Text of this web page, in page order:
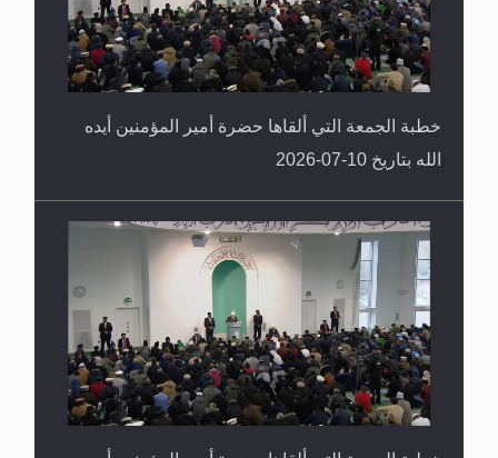
خطبة الجمعة التي ألقاها حضرة أمير المؤمنين أيده
الله بتاريخ 10-07-2026